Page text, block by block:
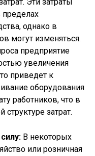
однако в
могут изменяться.
предприятие
увеличения
приведет к
оборудования
работников, что в
затрат.
В некоторых
или розничная